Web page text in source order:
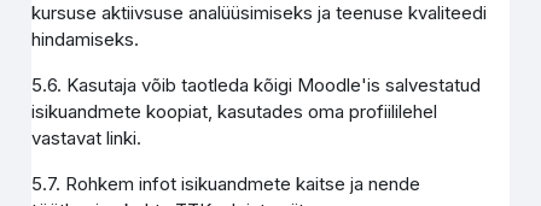
kursuse aktiivsuse analüüsimiseks ja teenuse kvaliteedi
hindamiseks.
5.6. Kasutaja võib taotleda kõigi Moodle'is salvestatud
isikuandmete koopiat, kasutades oma profiililehel
vastavat linki.
5.7. Rohkem infot isikuandmete kaitse ja nende